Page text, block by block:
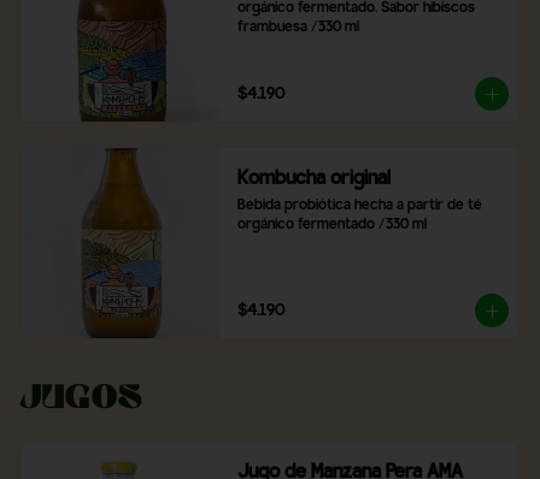
orgánico fermentado. Sabor hibiscos
frambuesa /330 ml
$4.190
Kombucha original
Bebida probiótica hecha a partir de té
orgánico fermentado /330 ml
$4.190
Jugos
Jugo de Manzana Pera AMA